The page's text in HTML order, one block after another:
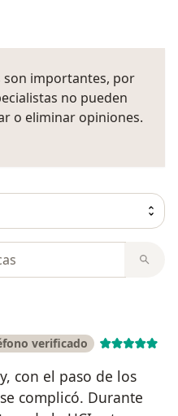
son importantes, por
no pueden
o eliminar opiniones.
verificado
con el paso de los
complicó. Durante